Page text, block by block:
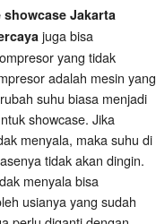
showcase Jakarta
juga bisa
yang tidak
adalah mesin yang
suhu biasa menjadi
showcase. Jika
menyala, maka suhu di
tidak akan dingin.
menyala bisa
usianya yang sudah